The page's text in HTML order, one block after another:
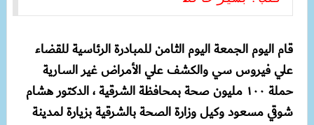
قام اليوم الجمعة اليوم الثامن للمبادرة الرئاسية للقضاء
علي فيروس سي والكشف علي الأمراض غير السارية
حملة ١٠٠ مليون صحة بمحافظة الشرقية ، الدكتور هشام
شوقي مسعود وكيل وزارة الصحة بالشرقية بزيارة لمدينة